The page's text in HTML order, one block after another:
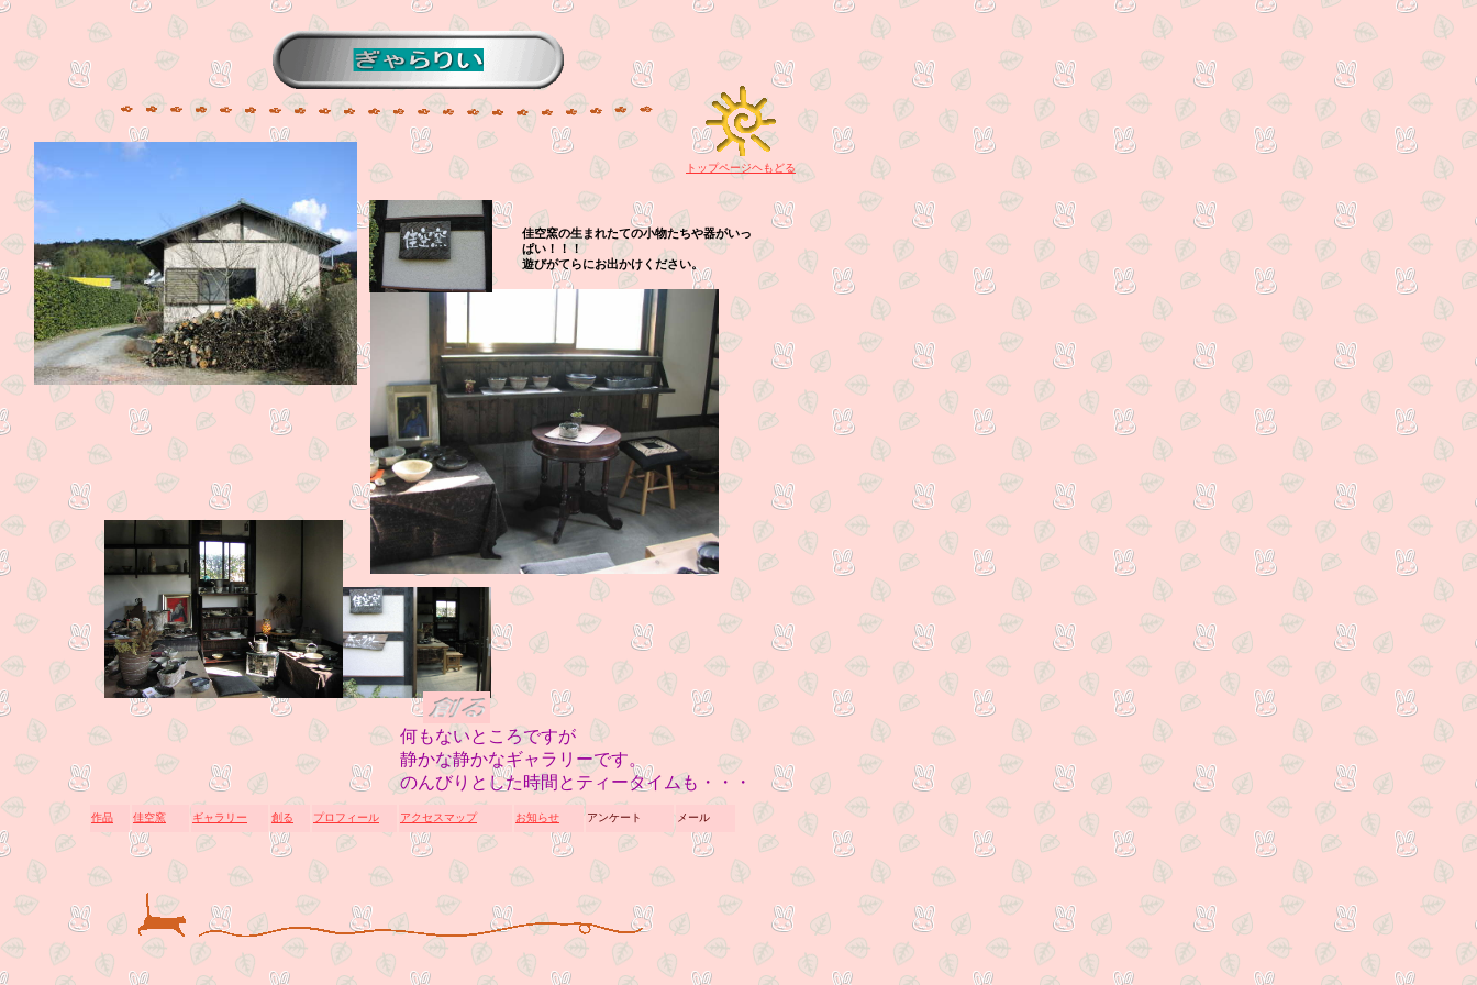
何もないところですが
静かな静かなギャラリーです。
のんびりとした時間とティータイムも・・・
佳空窯の生まれたての小物たちや器がいっ
ぱい！！！
遊びがてらにお出かけください。
トップページヘもどる
作品 佳空窯 ギャラリー 創る プロフィール アクセスマップ お知らせ アンケート メール